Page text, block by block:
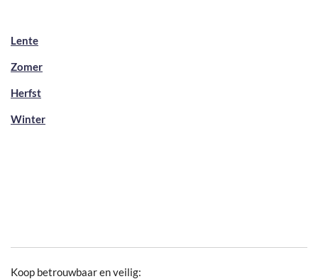
Lente
Zomer
Herfst
Winter
Koop betrouwbaar en veilig: